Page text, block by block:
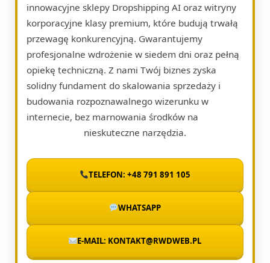
innowacyjne sklepy Dropshipping AI oraz witryny
korporacyjne klasy premium, które budują trwałą
przewagę konkurencyjną. Gwarantujemy
profesjonalne wdrożenie w siedem dni oraz pełną
opiekę techniczną. Z nami Twój biznes zyska
solidny fundament do skalowania sprzedaży i
budowania rozpoznawalnego wizerunku w
internecie, bez marnowania środków na
nieskuteczne narzędzia.
TELEFON: +48 791 891 105
WHATSAPP
E-MAIL: KONTAKT@RWDWEB.PL